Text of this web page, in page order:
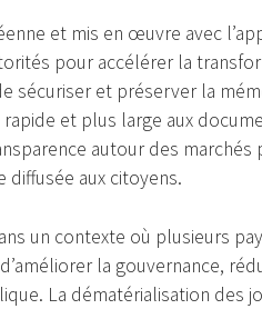
et mis en œuvre avec
pour accélérer la
sécuriser et préserver la
et plus large aux
autour des
diffusée aux citoyens.
un contexte où plusieurs
la gouvernance,
La dématérialisation